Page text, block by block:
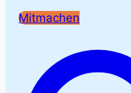
Mitmachen